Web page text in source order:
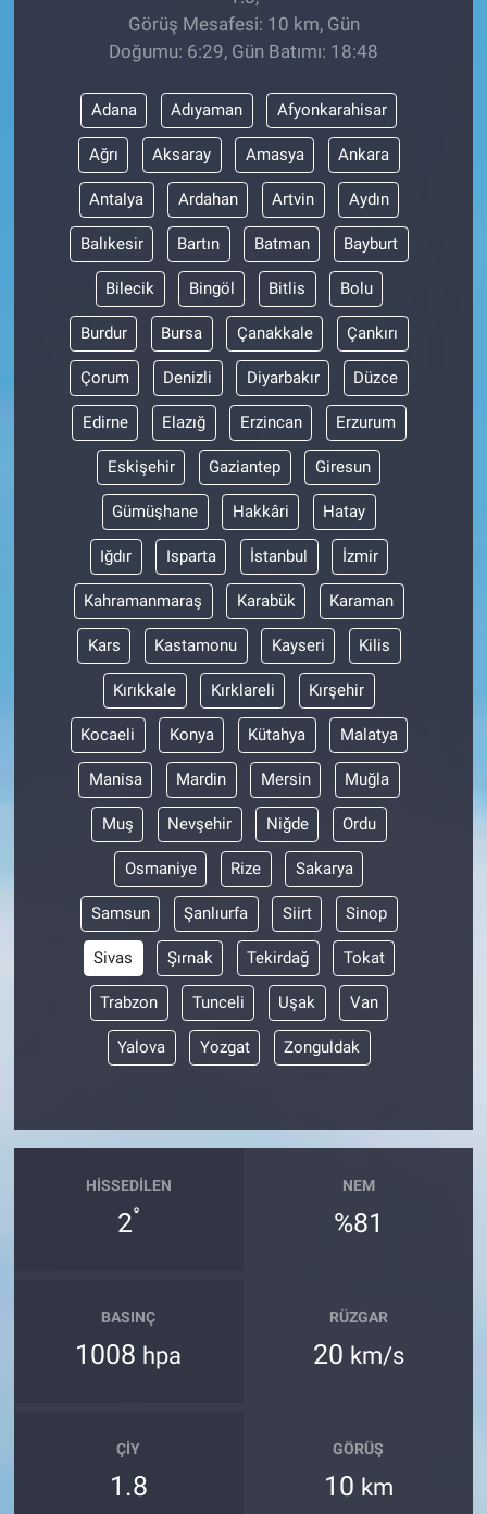
Görüş Mesafesi: 10 km, Gün
Doğumu: 6:29, Gün Batımı: 18:48
Adana Adıyaman Afyonkarahisar
Ağrı Aksaray Amasya Ankara
Antalya Ardahan Artvin Aydın
Balıkesir Bartın Batman Bayburt
Bilecik Bingöl Bitlis Bolu
Burdur Bursa Çanakkale Çankırı
Çorum Denizli Diyarbakır Düzce
Edirne Elazığ Erzincan Erzurum
Eskişehir Gaziantep Giresun
Gümüşhane Hakkâri Hatay
Iğdır Isparta İstanbul İzmir
Kahramanmaraş Karabük Karaman
Kars Kastamonu Kayseri Kilis
Kırıkkale Kırklareli Kırşehir
Kocaeli Konya Kütahya Malatya
Manisa Mardin Mersin Muğla
Muş Nevşehir Niğde Ordu
Osmaniye Rize Sakarya
Samsun Şanlıurfa Siirt Sinop
Sivas Şırnak Tekirdağ Tokat
Trabzon Tunceli Uşak Van
Yalova Yozgat Zonguldak
HISSEDILEN
2°
NEM
%81
BASINÇ
1008 hpa
RÜZGAR
20 km/s
ÇIY
1.8
GÖRÜŞ
10 km